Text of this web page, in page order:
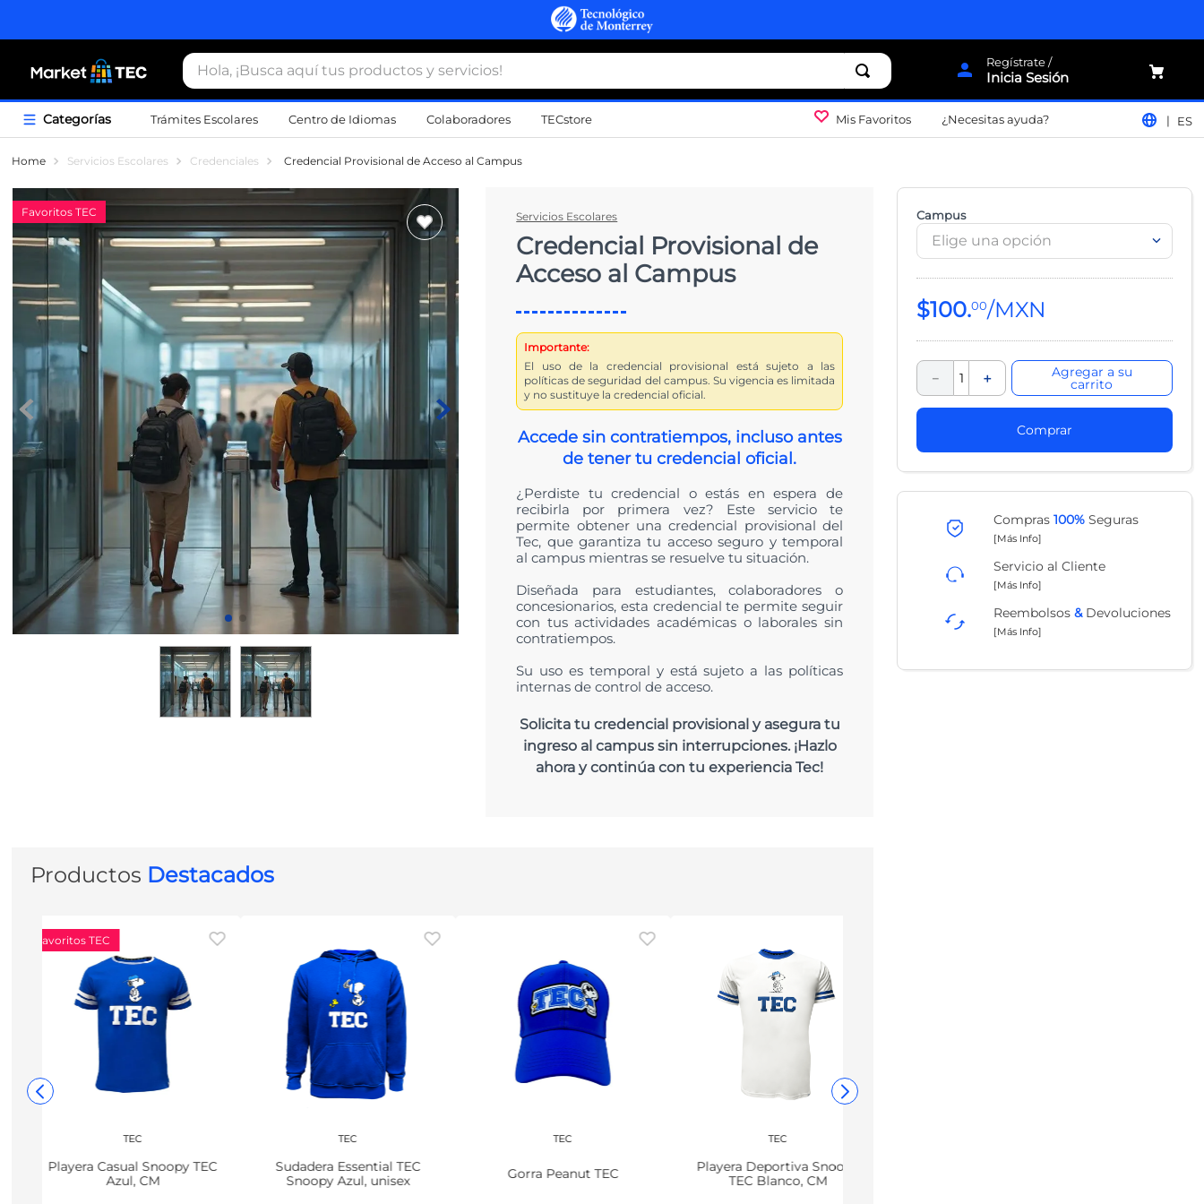
Hola, ¡Busca aquí tus productos y servicios!
Inicia Sesión
Trámites Escolares Centro de Idiomas Colaboradores TECstore Mis Favoritos ¿Necesitas ayuda? ES
Servicios Escolares Credenciales Credencial Provisional de Acceso al Campus
Favoritos TEC Servicios Escolares
Credencial Provisional de
Acceso al Campus
Importante:
El uso de la credencial provisional está sujeto a las
políticas de seguridad del campus. Su vigencia es limitada
y no sustituye la credencial oficial.
Accede sin contratiempos, incluso antes
de tener tu credencial oficial.
¿Perdiste tu credencial o estás en espera de
recibirla por primera vez? Este servicio te
permite obtener una credencial provisional del
Tec, que garantiza tu acceso seguro y temporal
al campus mientras se resuelve tu situación.
Diseñada para estudiantes, colaboradores o
concesionarios, esta credencial te permite seguir
con tus actividades académicas o laborales sin
contratiempos.
Su uso es temporal y está sujeto a las políticas
internas de control de acceso.
Solicita tu credencial provisional y asegura tu
ingreso al campus sin interrupciones. ¡Hazlo
ahora y continúa con tu experiencia Tec!
Productos Destacados
Favoritos TEC
TEC
Playera Casual Snoopy TEC
Azul, CM
TEC
Sudadera Essential TEC
Snoopy Azul, unisex
TEC
Gorra Peanut TEC
TEC
Playera Deportiva Snoopy
TEC Blanco, CM
Campus
Elige una opción
$100.00
＋
－ Agregar a su
carrito
Comprar
Compras 100%Seguras
[Más Info]
Servicio al Cliente
[Más Info]
Reembolsos &Devoluciones
[Más Info]
3.
movilidad
sudadera
.
chamarra
6.
credencial
certificado
8.